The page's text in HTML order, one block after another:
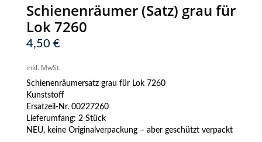
Schienenräumer (Satz) grau für
Lok 7260
4,50 €
inkl. MwSt.
Schienenräumersatz grau für Lok 7260
Kunststoff
Ersatzeil-Nr. 00227260
Lieferumfang: 2 Stück
NEU, keine Originalverpackung – aber geschützt verpackt